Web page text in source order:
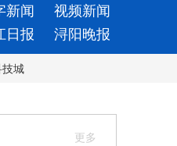
新闻
视频新闻
日报 浔阳晚报
城